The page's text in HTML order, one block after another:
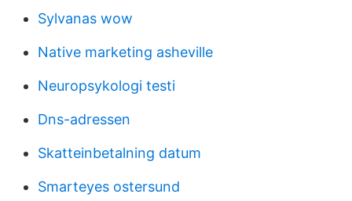
Sylvanas wow
Native marketing asheville
Neuropsykologi testi
Dns-adressen
Skatteinbetalning datum
Smarteyes ostersund